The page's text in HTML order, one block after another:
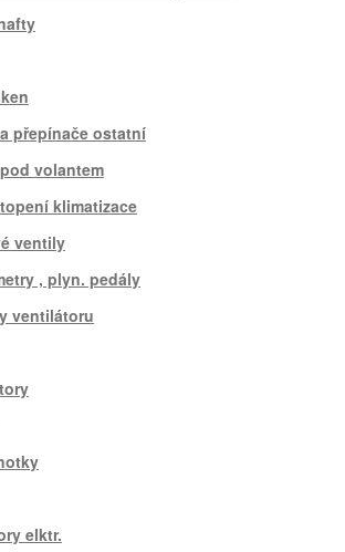
přepínače ostatní
volantem
klimatizace
ventily
, plyn. pedály
ventilátoru
elktr.